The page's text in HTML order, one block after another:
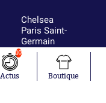
Chelsea
Paris Saint-
Germain
Bordeaux
Olympique
lyonnais
FIFA
10
Actus Boutique